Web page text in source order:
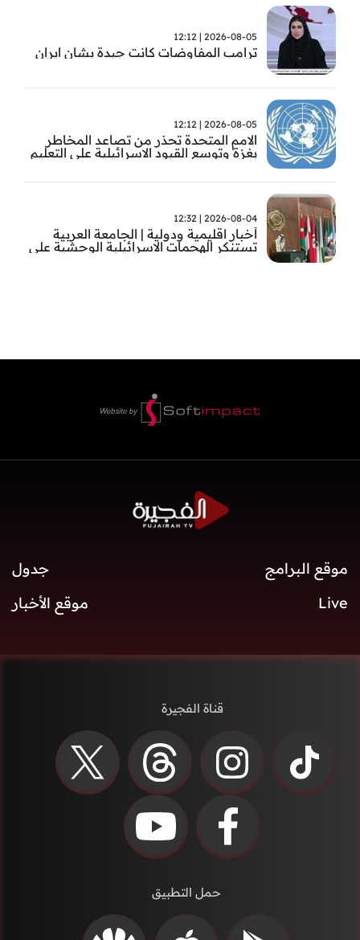
2026-08-05 | 12:12
ترامب المفاوضات كانت جيدة بشان ايران
2026-08-05 | 12:12
الامم المتحدة تحذر من تصاعد المخاطر
بغزة وتوسع القيود الاسرائيلية على التعليم
2026-08-04 | 12:32
أخبار اقليمية ودولية | الجامعة العربية
تستنكر الهجمات الاسرائيلية الوحشية على
موقع البرامج
جدول
Live
موقع الأخبار
قناة الفجيرة
حمل التطبيق